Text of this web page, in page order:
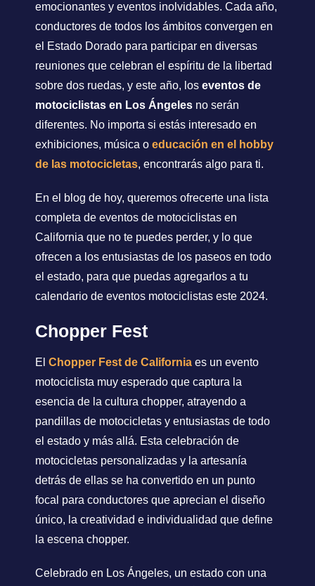
emocionantes y eventos inolvidables. Cada año,
conductores de todos los ámbitos convergen en
el Estado Dorado para participar en diversas
reuniones que celebran el espíritu de la libertad
sobre dos ruedas, y este año, los eventos de
motociclistas en Los Ángeles no serán
diferentes. No importa si estás interesado en
exhibiciones, música o educación en el hobby
de las motocicletas, encontrarás algo para ti.
En el blog de hoy, queremos ofrecerte una lista
completa de eventos de motociclistas en
California que no te puedes perder, y lo que
ofrecen a los entusiastas de los paseos en todo
el estado, para que puedas agregarlos a tu
calendario de eventos motociclistas este 2024.
Chopper Fest
El Chopper Fest de California es un evento
motociclista muy esperado que captura la
esencia de la cultura chopper, atrayendo a
pandillas de motocicletas y entusiastas de todo
el estado y más allá. Esta celebración de
motocicletas personalizadas y la artesanía
detrás de ellas se ha convertido en un punto
focal para conductores que aprecian el diseño
único, la creatividad e individualidad que define
la escena chopper.
Celebrado en Los Ángeles, un estado con una